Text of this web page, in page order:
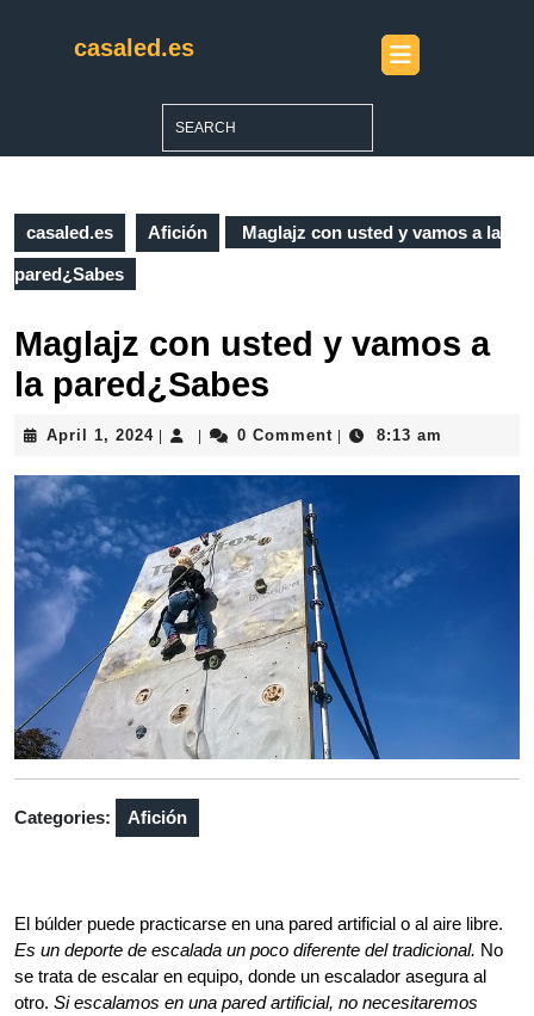
casaled.es
Open
Button
casaled.es Afición Maglajz con usted y vamos a la
pared¿Sabes
Maglajz con usted y vamos a
la pared¿Sabes
April 1, 2024April
2024
0 Comment 8:13 am
Categories: Afición
El búlder puede practicarse en una pared artificial o al aire libre.
Es un deporte de escalada un poco diferente del tradicional. No
se trata de escalar en equipo, donde un escalador asegura al
otro. Si escalamos en una pared artificial, no necesitaremos